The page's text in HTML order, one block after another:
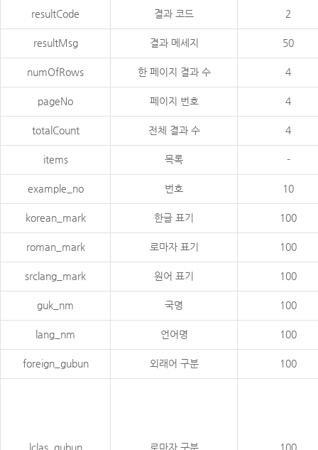
resultCode 결과 코드 2
resultMsg 결과 메세지 50
numOfRows 한 페이지 결과 수 4
pageNo 페이지 번호 4
totalCount 전체 결과 수 4
items 목록 -
example_no 번호 10
korean_mark 한글 표기 100
roman_mark 로마자 표기 100
srclang_mark 원어 표기 100
guk_nm 국명 100
lang_nm 언어명 100
foreign_gubun 외래어 구분 100
lclas_gubun 로마자 구분 100